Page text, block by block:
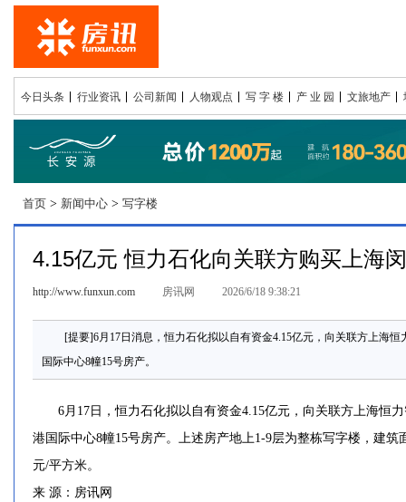
今日头条 行业资讯 公司新闻 人物观点 写 字 楼 产 业 园 文旅地产
首页 > 新闻中心 > 写字楼
4.15亿元 恒力石化向关联方购买上海
http://www.funxun.com 房讯网 2026/6/18 9:38:21
[提要]6月17日消息，恒力石化拟以自有资金4.15亿元，向关联方上海
国际中心8幢15号房产。
6月17日，恒力石化拟以自有资金4.15亿元，向关联方上海恒力
港国际中心8幢15号房产。上述房产地上1-9层为整栋写字楼，建筑
元/平方米。
来 源：房讯网